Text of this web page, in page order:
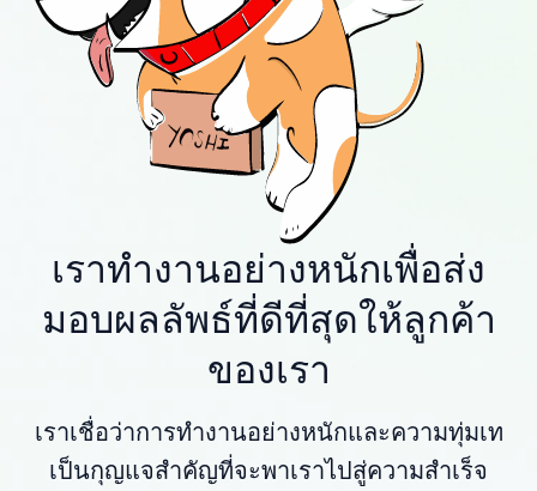
เราทำงานอย่างหนักเพื่อส่ง
มอบผลลัพธ์ที่ดีที่สุดให้ลูกค้า
ของเรา
เราเชื่อว่าการทำงานอย่างหนักและความทุ่มเท
เป็นกุญแจสำคัญที่จะพาเราไปสู่ความสำเร็จ